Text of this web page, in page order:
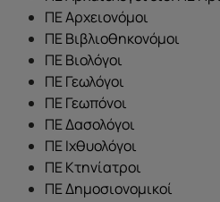
ΠΕ Αρχειονόμοι
ΠΕ Βιβλιοθηκονόμοι
ΠΕ Βιολόγοι
ΠΕ Γεωλόγοι
ΠΕ Γεωπόνοι
ΠΕ Δασολόγοι
ΠΕ Ιχθυολόγοι
ΠΕ Κτηνίατροι
ΠΕ Δημοσιονομικοί